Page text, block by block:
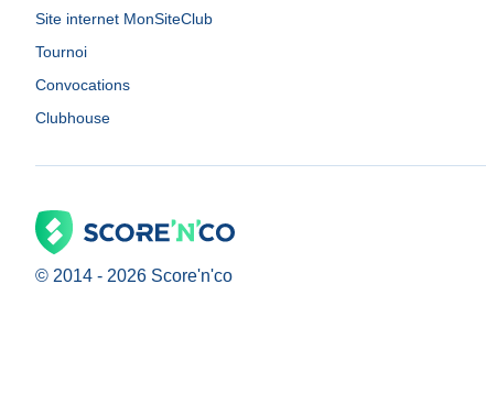
Site internet MonSiteClub
Tournoi
Convocations
Clubhouse
© 2014 - 2026 Score'n'co